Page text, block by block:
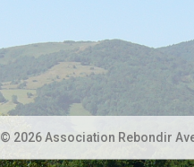
© 2026 Association Rebondir